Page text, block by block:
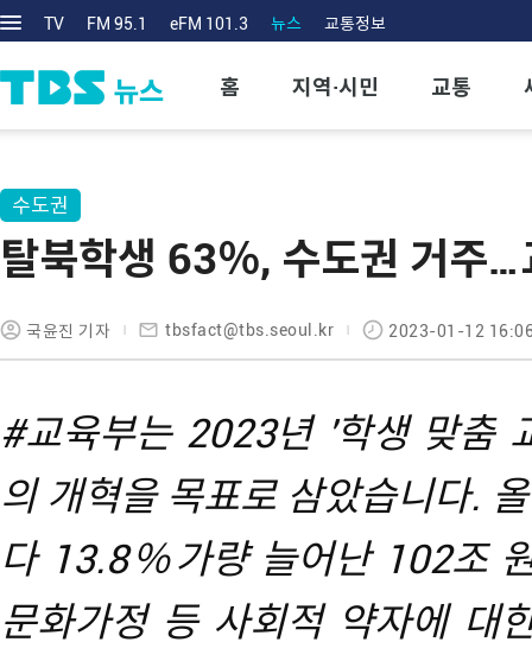
TV FM 95.1 eFM 101.3 뉴스 교통정보
홈 지역·시민 교통
수도권
탈북학생 63％, 수도권 거주…
국윤진 기자 tbsfact@tbs.seoul.kr 2023-01-12
#교육부는 2023년 '학생 맞춤
의 개혁을 목표로 삼았습니다.
다 13.8％가량 늘어난 102조
문화가정 등 사회적 약자에 대